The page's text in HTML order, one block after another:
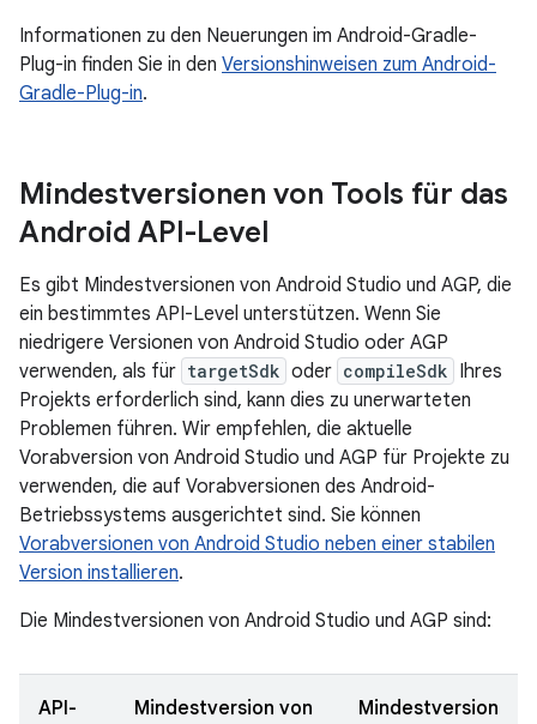
Informationen zu den Neuerungen im Android-Gradle-
Plug-in finden Sie in den Versionshinweisen zum Android-
Gradle-Plug-in.
Mindestversionen von Tools für das
Android API-Level
Es gibt Mindestversionen von Android Studio und AGP, die
ein bestimmtes API-Level unterstützen. Wenn Sie
niedrigere Versionen von Android Studio oder AGP
verwenden, als für targetSdk oder compileSdk Ihres
Projekts erforderlich sind, kann dies zu unerwarteten
Problemen führen. Wir empfehlen, die aktuelle
Vorabversion von Android Studio und AGP für Projekte zu
verwenden, die auf Vorabversionen des Android-
Betriebssystems ausgerichtet sind. Sie können
Vorabversionen von Android Studio neben einer stabilen
Version installieren.
Die Mindestversionen von Android Studio und AGP sind:
API-
Mindestversion von
Mindestversion